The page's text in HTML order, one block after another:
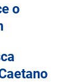
o